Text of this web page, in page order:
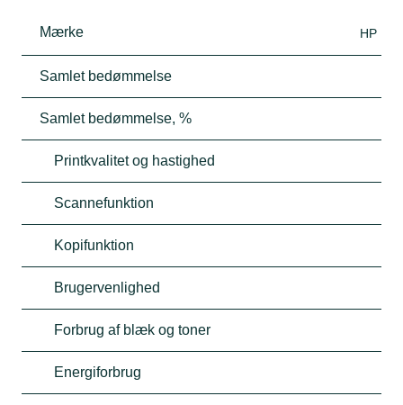
Mærke HP
Samlet bedømmelse
Samlet bedømmelse, %
Printkvalitet og hastighed
Scannefunktion
Kopifunktion
Brugervenlighed
Forbrug af blæk og toner
Energiforbrug